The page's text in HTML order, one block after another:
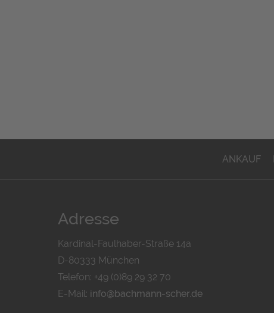
ANKAUF
Adresse
Kardinal-Faulhaber-Straße 14a
D-80333 München
Telefon: +49 (0)89 29 32 70
E-Mail: info@bachmann-scher.de